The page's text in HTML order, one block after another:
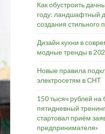
Как обустроить
году: ландшафтный
создания стильного
Дизайн кухни в
модные тренды в
Новые правила
электросетям в СНТ
150 тысяч рублей на
пятидневный
стартовал приём
предпринимателя»